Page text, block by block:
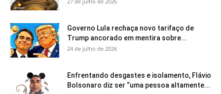
Governo Lula rechaça novo tarifaço de
Trump ancorado em mentira sobre...
24 de julho de 2026
Enfrentando desgastes e isolamento, Flávio
Bolsonaro diz ser “uma pessoa altamente...